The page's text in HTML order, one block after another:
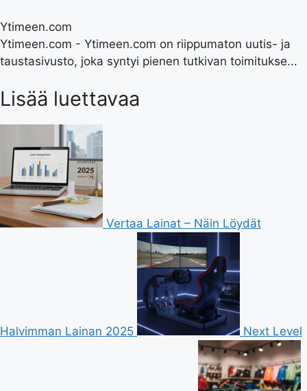
Ytimeen.com
Ytimeen.com - Ytimeen.com on riippumaton uutis- ja
taustasivusto, joka syntyi pienen tutkivan toimitukse...
Lisää luettavaa
Vertaa Lainat – Näin Löydät
Halvimman Lainan 2025 Next Level